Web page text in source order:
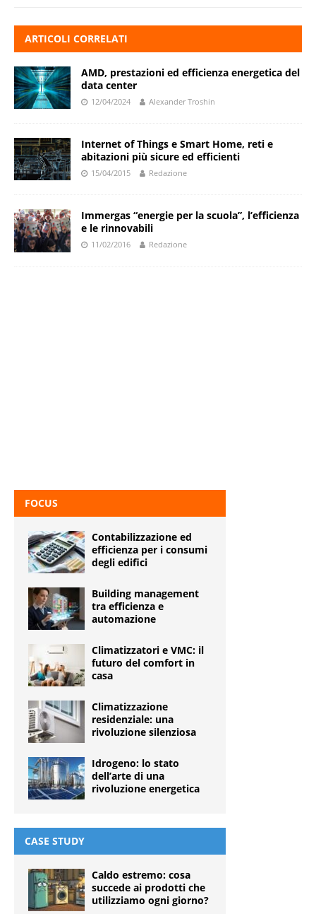
ARTICOLI CORRELATI
AMD, prestazioni ed efficienza energetica del
data center
12/04/2024 Alexander Troshin
Internet of Things e Smart Home, reti e
abitazioni più sicure ed efficienti
15/04/2015 Redazione
Immergas “energie per la scuola”, l’efficienza
e le rinnovabili
11/02/2016 Redazione
FOCUS
Contabilizzazione ed
efficienza per i consumi
degli edifici
Building management
tra efficienza e
automazione
Climatizzatori e VMC: il
futuro del comfort in
casa
Climatizzazione
residenziale: una
rivoluzione silenziosa
Idrogeno: lo stato
dell’arte di una
rivoluzione energetica
CASE STUDY
Caldo estremo: cosa
succede ai prodotti che
utilizziamo ogni giorno?